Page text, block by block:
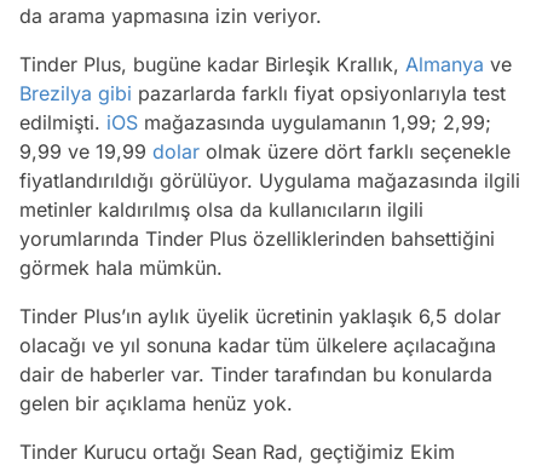
da arama yapmasına izin veriyor.
Tinder Plus, bugüne kadar Birleşik Krallık, Almanya ve
Brezilya gibi pazarlarda farklı fiyat opsiyonlarıyla test
edilmişti. iOS mağazasında uygulamanın 1,99; 2,99;
9,99 ve 19,99 dolar olmak üzere dört farklı seçenekle
fiyatlandırıldığı görülüyor. Uygulama mağazasında ilgili
metinler kaldırılmış olsa da kullanıcıların ilgili
yorumlarında Tinder Plus özelliklerinden bahsettiğini
görmek hala mümkün.
Tinder Plus’ın aylık üyelik ücretinin yaklaşık 6,5 dolar
olacağı ve yıl sonuna kadar tüm ülkelere açılacağına
dair de haberler var. Tinder tarafından bu konularda
gelen bir açıklama henüz yok.
Tinder Kurucu ortağı Sean Rad, geçtiğimiz Ekim